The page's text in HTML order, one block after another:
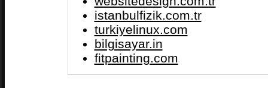
istanbulfizik.com.tr
turkiyelinux.com
bilgisayar.in
fitpainting.com